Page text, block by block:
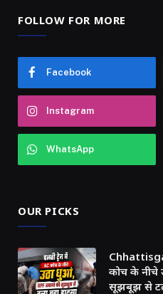
FOLLOW FOR MORE
Facebook
Instagram
WhatsApp
OUR PICKS
कोच के नीचे
सूझबूझ से